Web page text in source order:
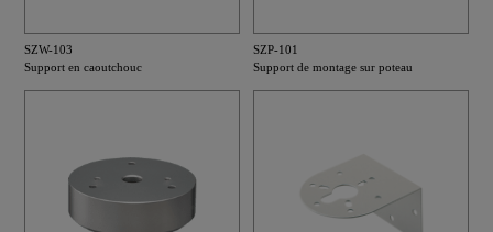
SZW-103
Support en caoutchouc
SZP-101
Support de montage sur poteau